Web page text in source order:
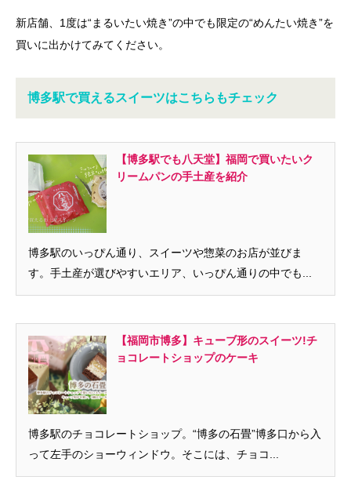
新店舗、1度は“まるいたい焼き”の中でも限定の“めんたい焼き”を
買いに出かけてみてください。
博多駅で買えるスイーツはこちらもチェック
【博多駅でも八天堂】福岡で買いたいク
リームパンの手土産を紹介
博多駅のいっぴん通り、スイーツや惣菜のお店が並びま
す。手土産が選びやすいエリア、いっぴん通りの中でも...
【福岡市博多】キューブ形のスイーツ!チ
ョコレートショップのケーキ
博多駅のチョコレートショップ。“博多の石畳”博多口から入
って左手のショーウィンドウ。そこには、チョコ...